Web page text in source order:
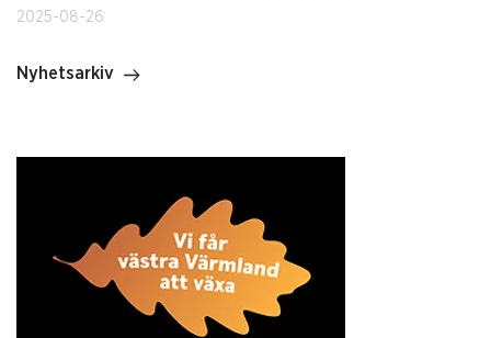
2025-08-26
Nyhetsarkiv